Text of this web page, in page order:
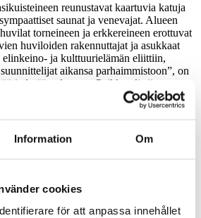
Information Om
cookies
för att anpassa innehållet
reunustavat kaartuvia katuja
saunat ja venevajat. Alueen
torneineen ja erkkereineen erottuvat
huviloiden rakennuttajat ja asukkaat
elinkeino- ja kulttuurielämän eliittiin,
aikansa parhaimmistoon”, on
alueesta. Paikka oli siis
toiseen asuntoon juontaa valistusajalla
1800-luvun alkupuolella se saavutti
venäläisen kauppiaskunnan ja
suhtautuminen maaseutuun ja
ja käydä sieltä käsin kaupungissa töissä.
muut liikemiehet rakennuttivat saaristoon
ja niiden täyttyessä etäämmälle.